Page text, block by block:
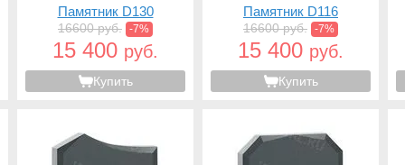
Памятник D130
16600 руб. -7%
15 400 руб.
Купить
Памятник D116
16600 руб. -7%
15 400 руб.
Купить